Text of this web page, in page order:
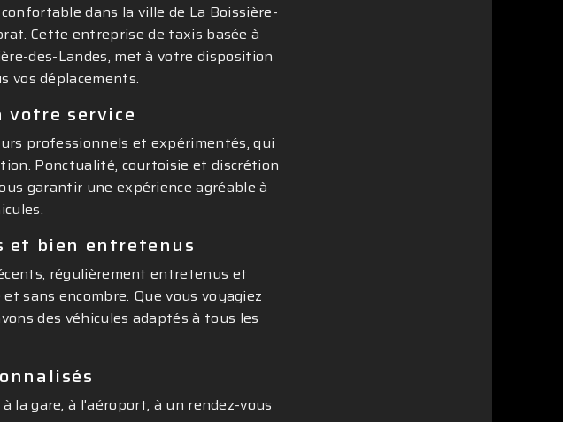
dans la ville de La Boissière-
Cette entreprise de taxis basée à
des-Landes, met à votre disposition
vos déplacements.
votre service
professionnels et expérimentés, qui
Ponctualité, courtoisie et discrétion
garantir une expérience agréable à
et bien entretenus
régulièrement entretenus et
sans encombre. Que vous voyagiez
des véhicules adaptés à tous les
la gare, à l'aéroport, à un rendez-vous